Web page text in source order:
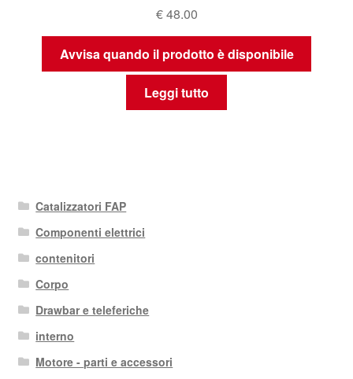
€48.00
Avvisa quando il prodotto è disponibile
Leggi tutto
Catalizzatori FAP
Componenti elettrici
contenitori
Corpo
Drawbar e teleferiche
interno
Motore - parti e accessori